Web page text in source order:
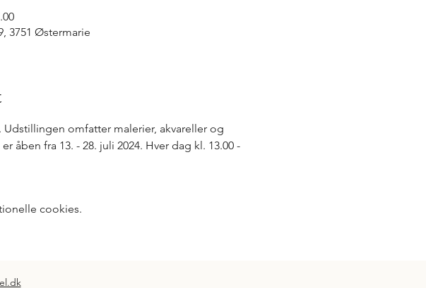
3751 Østermarie
omfatter malerier, akvareller og
åben fra 13. - 28. juli 2024. Hver dag kl. 13.00 -
cookies.